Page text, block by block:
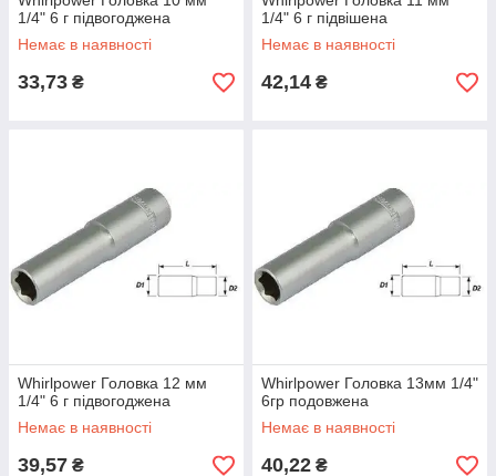
1/4" 6 г підвогоджена
Немає в наявності
33,73 ₴
1/4" 6 г підвішена
Немає в наявності
42,14 ₴
Whirlpower Головка 12 мм
1/4" 6 г підвогоджена
Немає в наявності
39,57 ₴
Whirlpower Головка 13мм 1/4"
6гр подовжена
Немає в наявності
40,22 ₴